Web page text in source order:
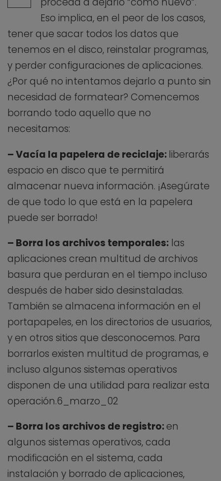
Eso implica, en el peor de los casos,
tener que sacar todos los datos que
tenemos en el disco, reinstalar programas,
y perder configuraciones de aplicaciones.
¿Por qué no intentamos dejarlo a punto sin
necesidad de formatear? Comencemos
borrando todo aquello que no
necesitamos:
– Vacía la papelera de reciclaje:liberarás
espacio en disco que te permitirá
almacenar nueva información. ¡Asegúrate
de que todo lo que está en la papelera
puede ser borrado!
– Borra los archivos temporales: las
aplicaciones crean multitud de archivos
basura que perduran en el tiempo incluso
después de haber sido desinstaladas.
También se almacena información en el
portapapeles, en los directorios de usuarios,
y en otros sitios que desconocemos. Para
borrarlos existen multitud de programas, e
incluso algunos sistemas operativos
disponen de una utilidad para realizar esta
operación.6_marzo_02
– Borra los archivos de registro:en
algunos sistemas operativos, cada
modificación en el sistema, cada
instalación y borrado de aplicaciones,